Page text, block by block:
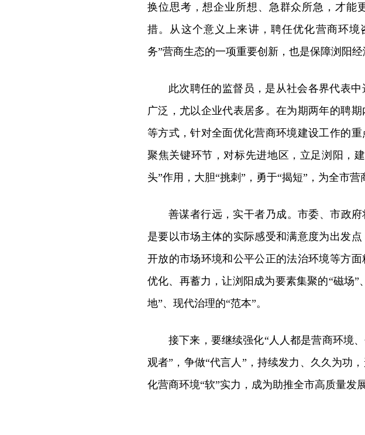
换位思考，想企业所想、急群众所急，才能
措。从这个意义上来讲，聘任优化营商环
务”营商生态的一项重要创新，也是保障浏阳经
此次聘任的监督员，是从社会各界代表
广泛，尤以企业代表居多。在为期两年的聘
等方式，针对全面优化营商环境建设工作的
聚焦关键环节，对标先进地区，立足浏阳，
头”作用，大胆“挑刺”，勇于“揭短”，为全市营
善谋者行远，实干者乃成。市委、市政
是要以市场主体的实际感受和满意度为出发
开放的市场环境和公平公正的法治环境等方
优化、再蓄力，让浏阳成为要素集聚的“磁场”
地”、现代治理的“范本”。
接下来，要继续强化“人人都是营商环境
观者”，争做“代言人”，持续发力、久久为功
化营商环境“软”实力，成为助推全市高质量发